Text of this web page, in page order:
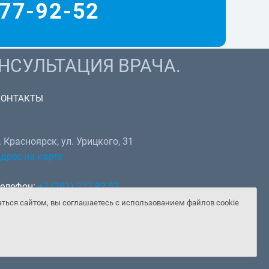
92-52
сайтом, вы соглашаетесь с использованием файлов cookie
ВРАЧА.
Красноярск, ул. Урицкого, 31
на карте
+7 (391) 277-92-52
Telegram:+7 (902) 982-02-14